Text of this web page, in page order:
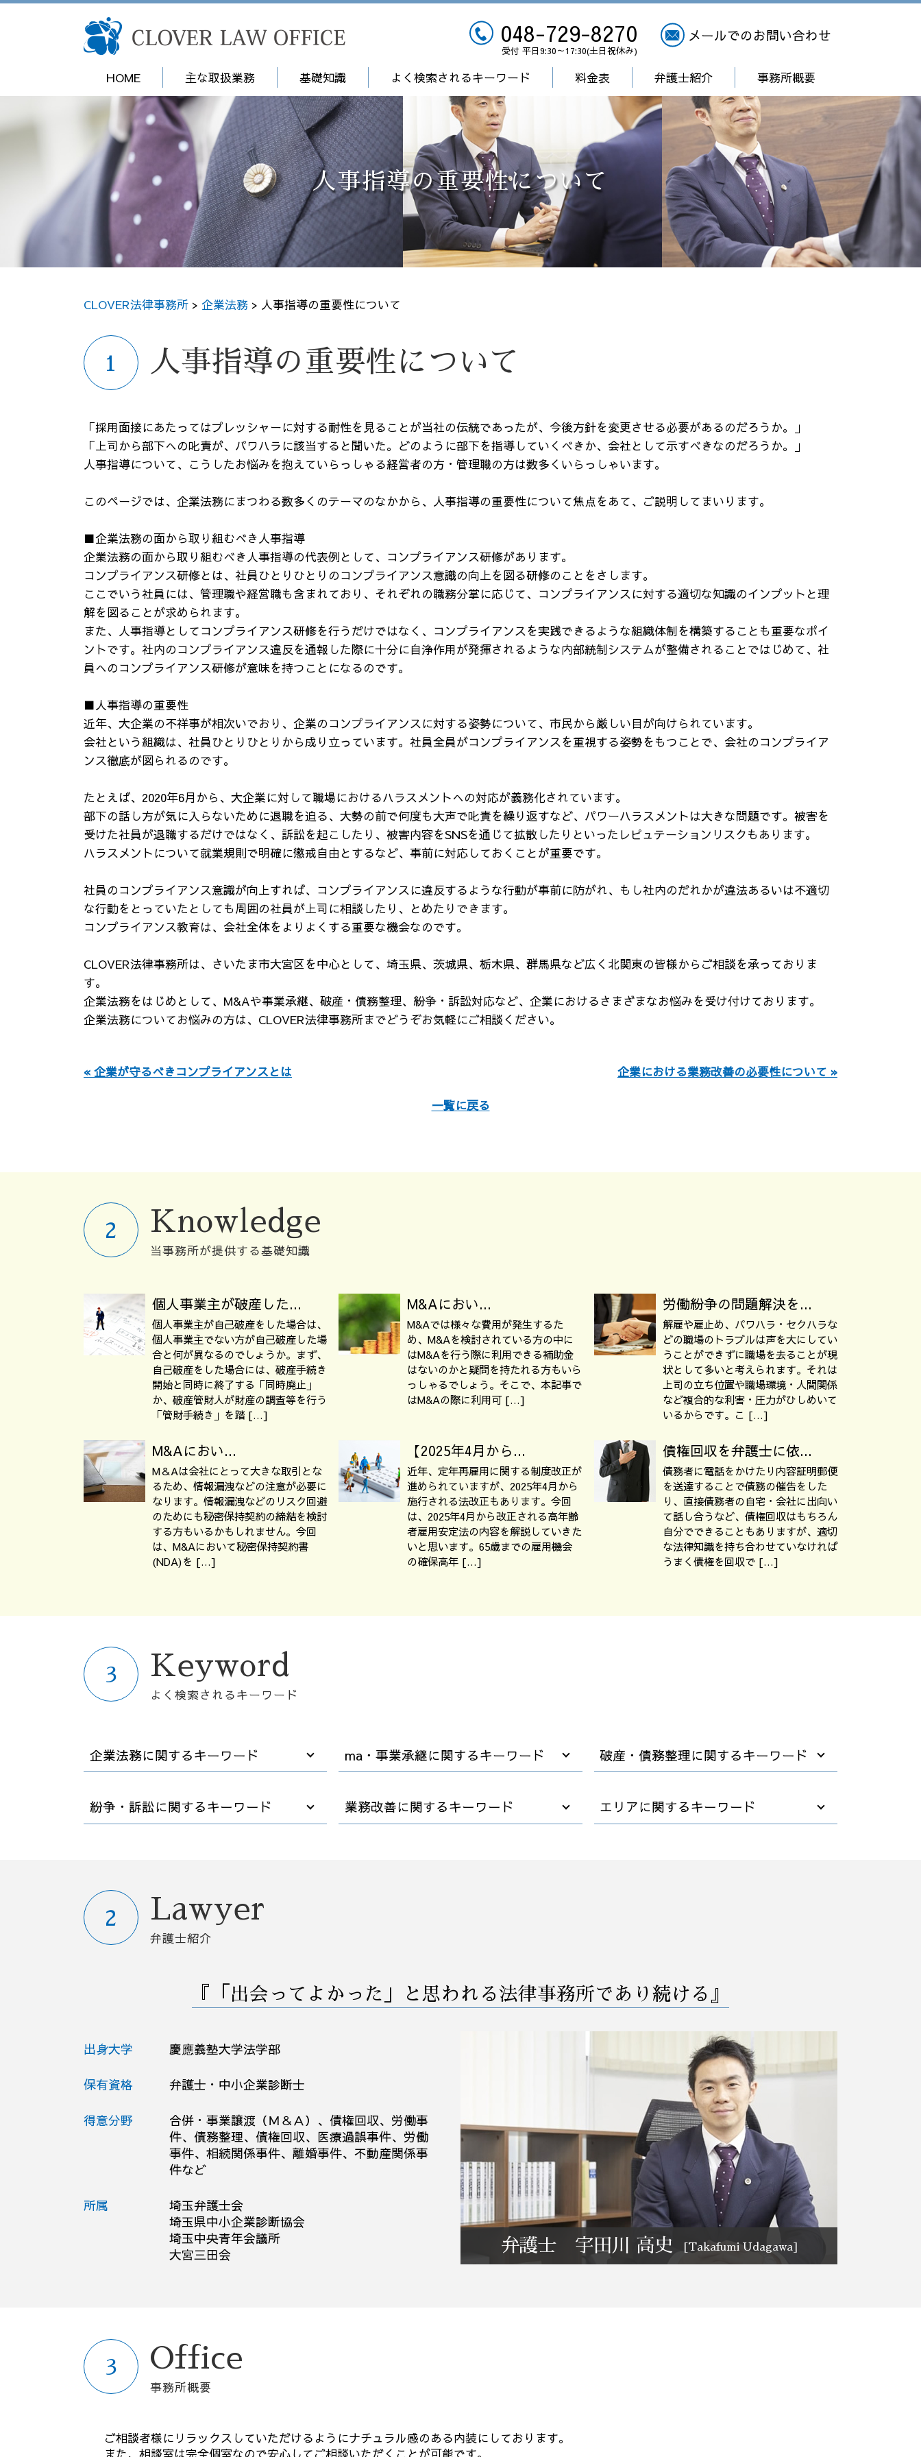
人事指導の重要性について
048-729-8270
受付 平日9:30～17:30(土日祝休み)
メールでのお問い合わせ
HOME 主な取扱業務 基礎知識 よく検索されるキーワード 料金表 弁護士紹介 事務所概要
CLOVER法律事務所 > 企業法務 > 人事指導の重要性について
人事指導の重要性について
「採用面接にあたってはプレッシャーに対する耐性を見ることが当社の伝統であったが、今後方針を変更させる必要があるのだろうか。」
「上司から部下への叱責が、パワハラに該当すると聞いた。どのように部下を指導していくべきか、会社として示すべきなのだろうか。」
人事指導について、こうしたお悩みを抱えていらっしゃる経営者の方・管理職の方は数多くいらっしゃいます。
このページでは、企業法務にまつわる数多くのテーマのなかから、人事指導の重要性について焦点をあて、ご説明してまいります。
■企業法務の面から取り組むべき人事指導
企業法務の面から取り組むべき人事指導の代表例として、コンプライアンス研修があります。
コンプライアンス研修とは、社員ひとりひとりのコンプライアンス意識の向上を図る研修のことをさします。
ここでいう社員には、管理職や経営職も含まれており、それぞれの職務分掌に応じて、コンプライアンスに対する適切な知識のインプットと理
解を図ることが求められます。
また、人事指導としてコンプライアンス研修を行うだけではなく、コンプライアンスを実践できるような組織体制を構築することも重要なポイ
ントです。社内のコンプライアンス違反を通報した際に十分に自浄作用が発揮されるような内部統制システムが整備されることではじめて、社
員へのコンプライアンス研修が意味を持つことになるのです。
■人事指導の重要性
近年、大企業の不祥事が相次いでおり、企業のコンプライアンスに対する姿勢について、市民から厳しい目が向けられています。
会社という組織は、社員ひとりひとりから成り立っています。社員全員がコンプライアンスを重視する姿勢をもつことで、会社のコンプライア
ンス徹底が図られるのです。
たとえば、2020年6月から、大企業に対して職場におけるハラスメントへの対応が義務化されています。
部下の話し方が気に入らないために退職を迫る、大勢の前で何度も大声で叱責を繰り返すなど、パワーハラスメントは大きな問題です。被害を
受けた社員が退職するだけではなく、訴訟を起こしたり、被害内容をSNSを通じて拡散したりといったレピュテーションリスクもあります。
ハラスメントについて就業規則で明確に懲戒自由とするなど、事前に対応しておくことが重要です。
社員のコンプライアンス意識が向上すれば、コンプライアンスに違反するような行動が事前に防がれ、もし社内のだれかが違法あるいは不適切
な行動をとっていたとしても周囲の社員が上司に相談したり、とめたりできます。
コンプライアンス教育は、会社全体をよりよくする重要な機会なのです。
CLOVER法律事務所は、さいたま市大宮区を中心として、埼玉県、茨城県、栃木県、群馬県など広く北関東の皆様からご相談を承っておりま
す。
企業法務をはじめとして、M&Aや事業承継、破産・債務整理、紛争・訴訟対応など、企業におけるさまざまなお悩みを受け付けております。
企業法務についてお悩みの方は、CLOVER法律事務所までどうぞお気軽にご相談ください。
« 企業が守るべきコンプライアンスとは 企業における業務改善の必要性について »
一覧に戻る
Knowledge
当事務所が提供する基礎知識
個人事業主が破産した...
個人事業主が自己破産をした場合は、
個人事業主でない方が自己破産した場
合と何が異なるのでしょうか。まず、
自己破産をした場合には、破産手続き
開始と同時に終了する「同時廃止」
か、破産管財人が財産の調査等を行う
「管財手続き」を踏 […]
M&Aにおい...
M&Aでは様々な費用が発生するた
め、M&Aを検討されている方の中に
はM&Aを行う際に利用できる補助金
はないのかと疑問を持たれる方もいら
っしゃるでしょう。そこで、本記事で
はM&Aの際に利用可 […]
労働紛争の問題解決を...
解雇や雇止め、パワハラ・セクハラな
どの職場のトラブルは声を大にしてい
うことができずに職場を去ることが現
状として多いと考えられます。それは
上司の立ち位置や職場環境・人間関係
など複合的な利害・圧力がひしめいて
いるからです。こ […]
M&Aにおい...
M＆Aは会社にとって大きな取引とな
るため、情報漏洩などの注意が必要に
なります。情報漏洩などのリスク回避
のためにも秘密保持契約の締結を検討
する方もいるかもしれません。今回
は、M&Aにおいて秘密保持契約書
(NDA)を […]
【2025年4月から...
近年、定年再雇用に関する制度改正が
進められていますが、2025年4月から
施行される法改正もあります。今回
は、2025年4月から改正される高年齢
者雇用安定法の内容を解説していきた
いと思います。65歳までの雇用機会
の確保高年 […]
債権回収を弁護士に依...
債務者に電話をかけたり内容証明郵便
を送達することで債務の催告をした
り、直接債務者の自宅・会社に出向い
て話し合うなど、債権回収はもちろん
自分でできることもありますが、適切
な法律知識を持ち合わせていなければ
うまく債権を回収で […]
Keyword
よく検索されるキーワード
企業法務に関するキーワード
契約書 訂正
労働条件 明示ルール
顧問弁護士 契約書
高年齢者雇用安定法 2025年
退職 人事 相談
職場 ハラスメント
採用 コンプライアンス
顧問弁護士 メリット
企業法務 顧問弁護士
売掛金 回収
ma・事業承継に関するキーワード
m&a 事業譲渡
m&a 費用
事業承継 メリット デメリット
m&a メリット デメリット
デューデリジェンス m&a
破産・債務整理に関するキーワード
自己破産 退職金
不動産 破産
破産 個人事業主
借金 債務整理 悩み 相談
企業 破産
任意整理 住宅ローン
破産法 自己破産
任意整理 支払い 遅れ
債務整理 官報 期間
紛争・訴訟に関するキーワード
解雇 取り消し
債権回収 会社 取立て
法律事務所 債権回収
人事 解雇
会社 解雇 通告
セクハラ 相談
懲戒解雇 裁判
労働審判 訴訟
債務不履行 損害賠償
業務改善に関するキーワード
早期 経営 改善計画
コンサル 経営改善
コスト削減 業務改善
エリアに関するキーワード
予防法務 弁護士相談 埼玉県
破産 弁護士相談 大宮区
破産 弁護士相談 さいたま市
業務改善 弁護士相談 栃木県
予防法務 弁護士相談 茨城県
リーガルチェック 弁護士相談 群馬県
リーガルチェック 弁護士相談 茨城県
事業承継 弁護士相談 群馬県
訴訟 紛争 弁護士相談 埼玉県
リーガルチェック 弁護士相談 埼玉県
事業承継 弁護士相談 さいたま市
Lawyer
弁護士紹介
『「出会ってよかった」と思われる法律事務所であり続ける』
弁護士 宇田川 高史 [Takafumi Udagawa]
出身大学 慶應義塾大学法学部
保有資格 弁護士・中小企業診断士
得意分野
合併・事業譲渡（Ｍ＆Ａ）、債権回収、労働事
件、債務整理、債権回収、医療過誤事件、労働
事件、相続関係事件、離婚事件、不動産関係事
件など
所属
埼玉弁護士会
埼玉県中小企業診断協会
埼玉中央青年会議所
大宮三田会
Office
事務所概要
ご相談者様にリラックスしていただけるようにナチュラル感のある内装にしております。
また、相談室は完全個室なので安心してご相談いただくことが可能です。